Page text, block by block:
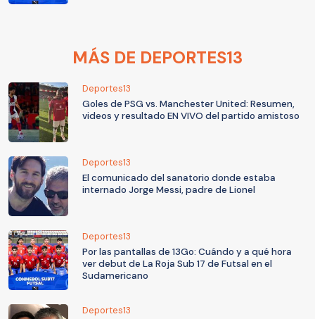
MÁS DE DEPORTES13
Deportes13
Goles de PSG vs. Manchester United: Resumen,
videos y resultado EN VIVO del partido amistoso
Deportes13
El comunicado del sanatorio donde estaba
internado Jorge Messi, padre de Lionel
Deportes13
Por las pantallas de 13Go: Cuándo y a qué hora
ver debut de La Roja Sub 17 de Futsal en el
Sudamericano
Deportes13